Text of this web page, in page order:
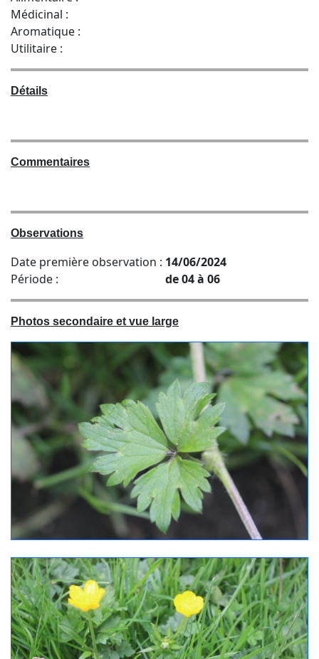
Médicinal :
Aromatique :
Utilitaire :
Détails
Commentaires
Observations
Date première observation : 14/06/2024
Période :
de 04 à 06
Photos secondaire et vue large